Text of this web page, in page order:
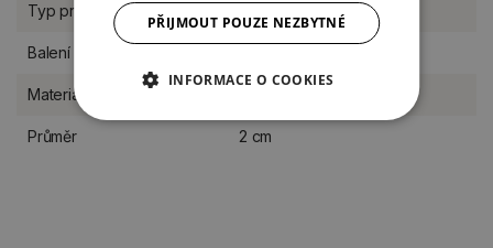
Typ produktu Papírové tvoření
Balení
Materiál
Průměr 2 cm
PŘIJMOUT POUZE NEZBYTNÉ
INFORMACE O COOKIES